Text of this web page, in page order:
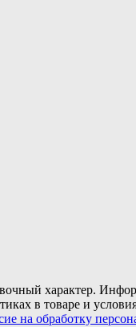
характер.
в товаре и
на обработку